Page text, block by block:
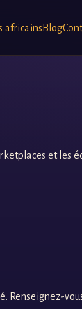
africainsBlog
et les